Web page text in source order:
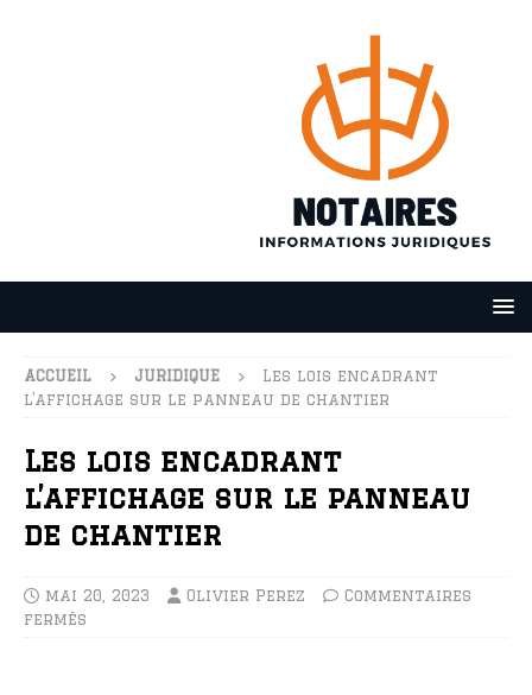
ACCUEIL JURIDIQUE
Les lois encadrant
l’affichage sur le panneau de chantier
Les lois encadrant
l’affichage sur le panneau
de chantier
mai 20, 2023 Olivier Perez
Commentaires
fermés